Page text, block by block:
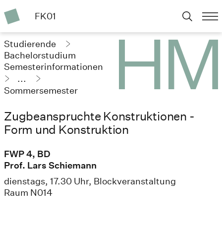
FK01
Studierende
Bachelorstudium
Semesterinformationen
...
Sommersemester
Zugbeanspruchte Konstruktionen -
Form und Konstruktion
FWP 4, BD
Prof. Lars Schiemann
dienstags, 17.30 Uhr, Blockveranstaltung
Raum N014